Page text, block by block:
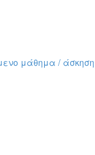
μάθημα / άσκηση